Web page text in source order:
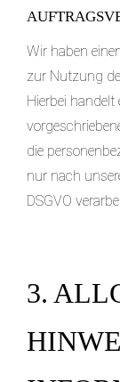
Wir haben
zur Nutzung
Hierbei
die
nur nach
DSGVO
3.